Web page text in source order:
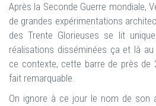
Après la Seconde Guerre mondiale,
de grandes expérimentations
des Trente Glorieuses se lit
réalisations disséminées ça et là
ce contexte, cette barre de près
fait remarquable.
On ignore à ce jour le nom de son